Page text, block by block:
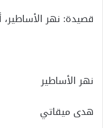
قصيدة: نهر
نهر الأساطير
هدى ميقاتي